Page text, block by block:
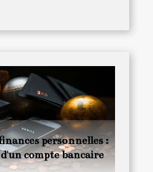
personnelles :
compte bancaire